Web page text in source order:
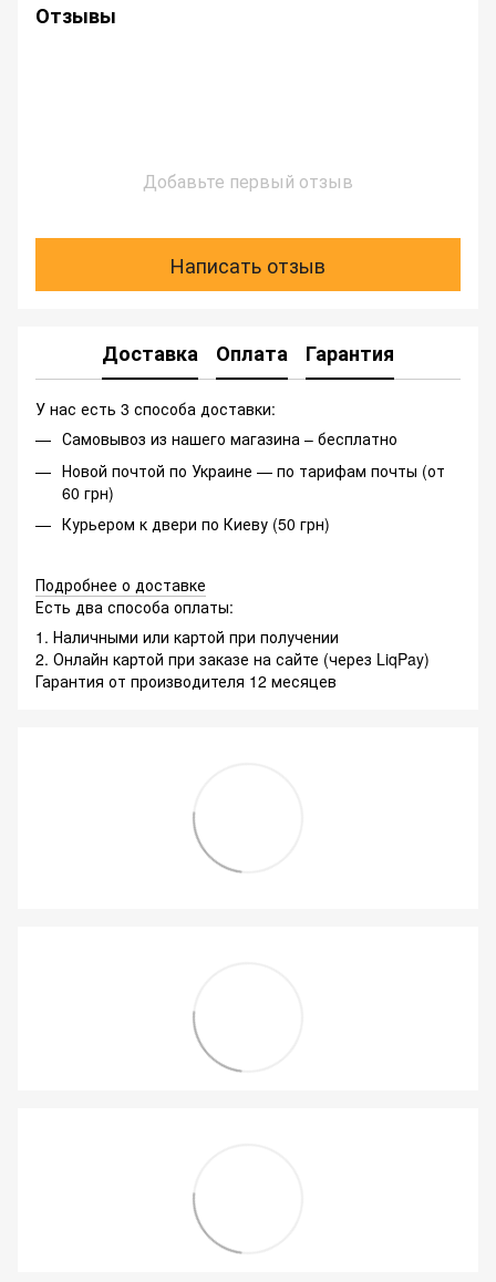
Отзывы
Добавьте первый отзыв
Написать отзыв
Доставка Оплата Гарантия
У нас есть 3 способа доставки:
Самовывоз из нашего магазина – бесплатно
Новой почтой по Украине — по тарифам почты (от
60 грн)
Курьером к двери по Киеву (50 грн)
Подробнее о доставке
Есть два способа оплаты:
1. Наличными или картой при получении
2. Онлайн картой при заказе на сайте (через LiqPay)
Гарантия от производителя 12 месяцев